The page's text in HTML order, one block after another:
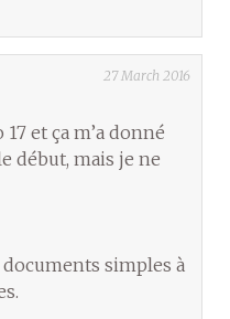
27 March 2016
et ça m’a donné
début, mais je ne
simples à